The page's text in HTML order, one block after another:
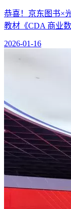
恭喜！京东图书×
教材《CDA 商业
2026-01-16